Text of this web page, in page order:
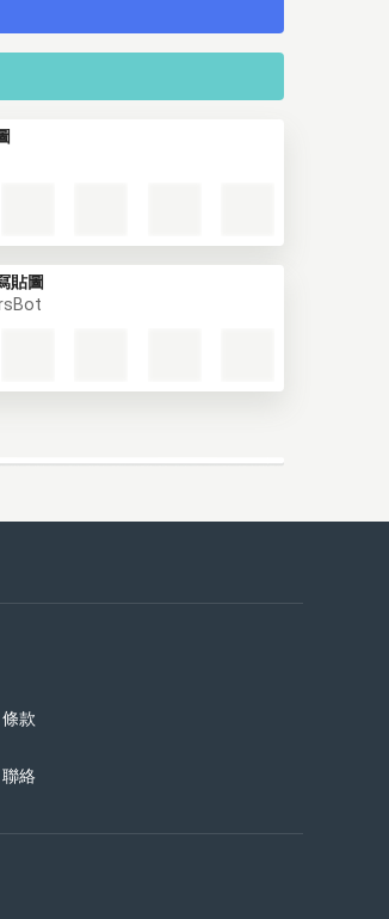
貼圖
條款
聯絡